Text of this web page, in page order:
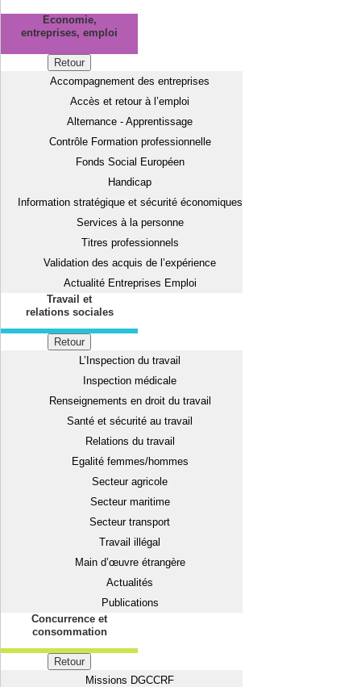
Economie,
entreprises, emploi
Retour
Accompagnement des entreprises
Accès et retour à l’emploi
Alternance - Apprentissage
Contrôle Formation professionnelle
Fonds Social Européen
Handicap
Information stratégique et sécurité économiques
Services à la personne
Titres professionnels
Validation des acquis de l’expérience
Actualité Entreprises Emploi
Travail et
relations sociales
Retour
L’Inspection du travail
Inspection médicale
Renseignements en droit du travail
Santé et sécurité au travail
Relations du travail
Egalité femmes/hommes
Secteur agricole
Secteur maritime
Secteur transport
Travail illégal
Main d’œuvre étrangère
Actualités
Publications
Concurrence et
consommation
Retour
Missions DGCCRF